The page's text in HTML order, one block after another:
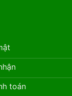
toán